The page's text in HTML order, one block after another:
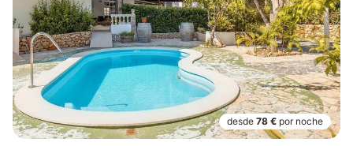
desde 78 € por noche